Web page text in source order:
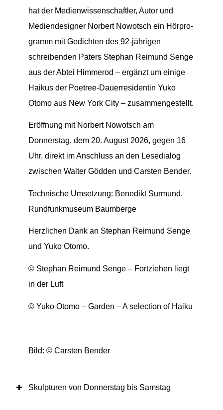
hat der Medien­wissen­schaftler, Autor und
Medien­designer Norbert Nowotsch ein Hör­pro­
gramm mit Gedichten des 92-jährigen
schreibenden Paters Stephan Reimund Senge
aus der Abtei Himmerod – ergänzt um einige
Haikus der Poetree-Dauerresidentin Yuko
Otomo aus New York City – zusammengestellt.
Eröffnung mit Norbert Nowotsch am
Donnerstag, dem 20. August 2026, gegen 16
Uhr, direkt im Anschluss an den Lesedialog
zwischen Walter Gödden und Carsten Bender.
Technische Umsetzung: Benedikt Surmund,
Rundfunkmuseum Baumberge
Herzlichen Dank an Stephan Reimund Senge
und Yuko Otomo.
© Stephan Reimund Senge – Fortziehen liegt
in der Luft
© Yuko Otomo – Garden – A selection of Haiku
Bild: © Carsten Bender
Skulpturen von Donnerstag bis Samstag